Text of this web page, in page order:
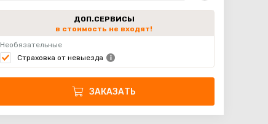
ДОП.СЕРВИСЫ
в стоимость не входят!
Необязательные
Страховка от невыезда
ЗАКАЗАТЬ